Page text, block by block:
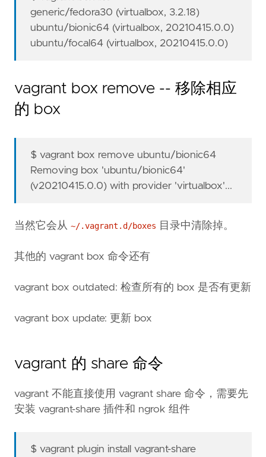
generic/fedora30 (virtualbox, 3.2.18)
ubuntu/bionic64 (virtualbox, 20210415.0.0)
ubuntu/focal64 (virtualbox, 20210415.0.0)
vagrant box remove -- 移除相应
的 box
$ vagrant box remove ubuntu/bionic64
Removing box 'ubuntu/bionic64'
(v20210415.0.0) with provider 'virtualbox'...
当然它会从 ~/.vagrant.d/boxes 目录中清除掉。
其他的 vagrant box 命令还有
vagrant box outdated: 检查所有的 box 是否有更新
vagrant box update: 更新 box
vagrant 的 share 命令
vagrant 不能直接使用 vagrant share 命令，需要先
安装 vagrant-share 插件和 ngrok 组件
$ vagrant plugin install vagrant-share